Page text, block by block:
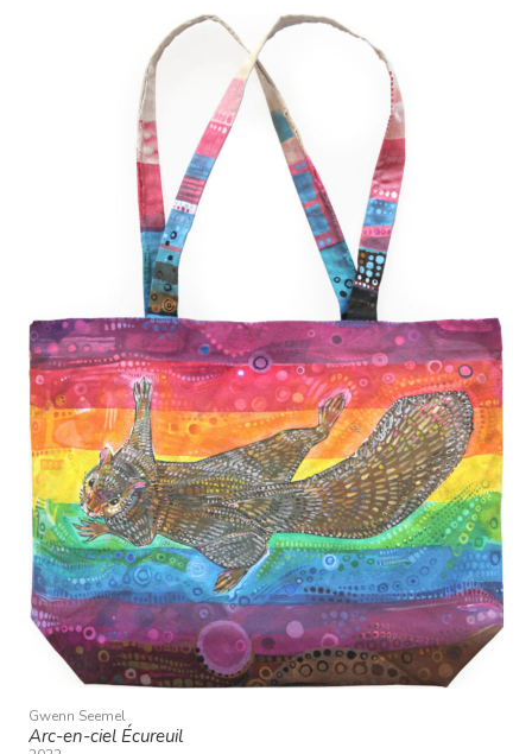
Gwenn Seemel
Arc-en-ciel Écureuil